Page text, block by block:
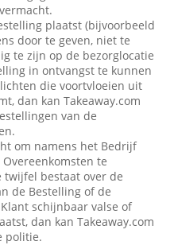
plaatst (bijvoorbeeld
door te geven, niet te
te zijn op de bezorglocatie
in ontvangst te kunnen
die voortvloeien uit
dan kan Takeaway.com
van de
om namens het Bedrijf
te
bestaat over de
de Bestelling of de
schijnbaar valse of
dan kan Takeaway.com
politie.